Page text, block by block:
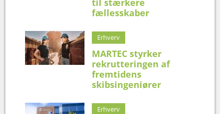
til stærkere
fællesskaber
Erhverv
MARTEC styrker
rekrutteringen af
fremtidens
skibsingeniører
Erhverv